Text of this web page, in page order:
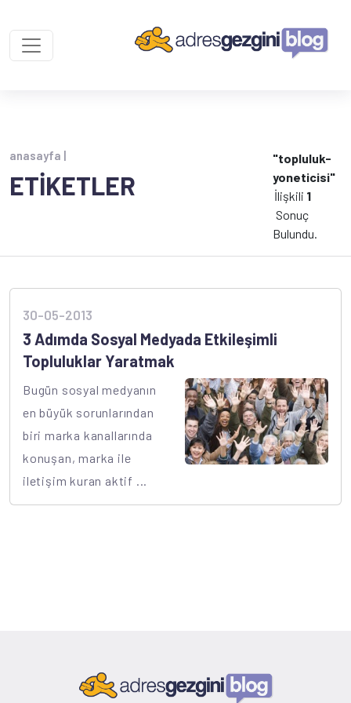
anasayfa |
ETİKETLER
"topluluk-
yoneticisi"
İlişkili 1
Sonuç
Bulundu.
30-05-2013
3 Adımda Sosyal Medyada Etkileşimli
Topluluklar Yaratmak
Bugün sosyal medyanın
en büyük sorunlarından
biri marka kanallarında
konuşan, marka ile
iletişim kuran aktif ...